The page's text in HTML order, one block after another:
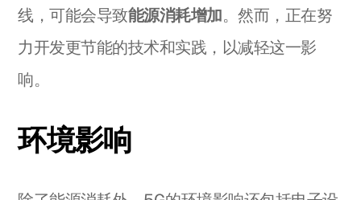
线，可能会导致能源消耗增加。然而，正在努
力开发更节能的技术和实践，以减轻这一影
响。
环境影响